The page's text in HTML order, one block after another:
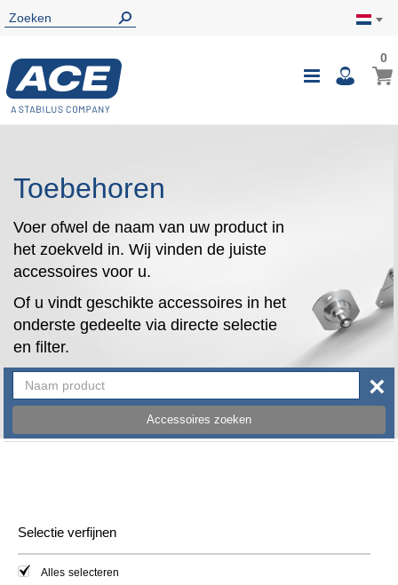
Toggle
00
Toebehoren
Voer ofwel de naam van uw product in
het zoekveld in. Wij vinden de juiste
accessoires voor u.
Of u vindt geschikte accessoires in het
onderste gedeelte via directe selectie
en filter.
Accessoires zoeken
×
Selectie verfijnen
Alles selecteren